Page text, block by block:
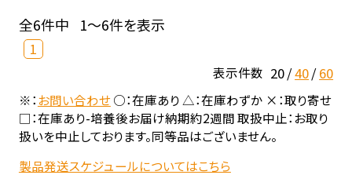
全6件中 1～6件を表示
1
表示件数 20 40 60
※：お問い合わせ○：在庫あり △：在庫わずか ×：取り寄せ
□：在庫あり-培養後お届け納期約2週間 取扱中止：お取り
扱いを中止しております。同等品はございません。
製品発送スケジュールについてはこちら